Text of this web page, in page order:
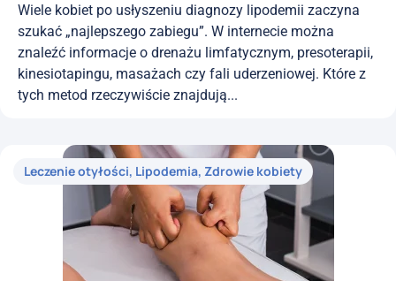
Wiele kobiet po usłyszeniu diagnozy lipodemii zaczyna
szukać „najlepszego zabiegu”. W internecie można
znaleźć informacje o drenażu limfatycznym, presoterapii,
kinesiotapingu, masażach czy fali uderzeniowej. Które z
tych metod rzeczywiście znajdują...
Leczenie otyłości, Lipodemia, Zdrowie kobiety